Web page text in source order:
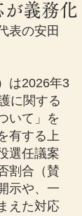
義務化
表の安田
は2026年3
に関する
いて」を
有する上
選任議案
割合（賛
示や、一
えた対応